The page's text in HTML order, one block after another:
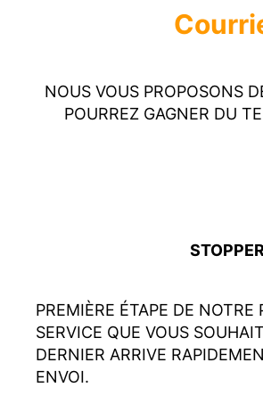
NOUS VOUS PROPOSONS
POURREZ GAGNER DU
PREMIÈRE ÉTAPE DE
SERVICE QUE VOUS
DERNIER ARRIVE
ENVOI.